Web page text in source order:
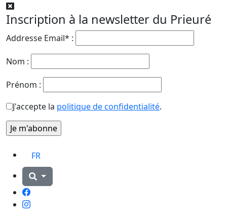
Inscription à la newsletter du Prieuré
Addresse Email* :
Nom :
Prénom :
J'accepte la politique de confidentialité.
FR
Facebook
Instagram